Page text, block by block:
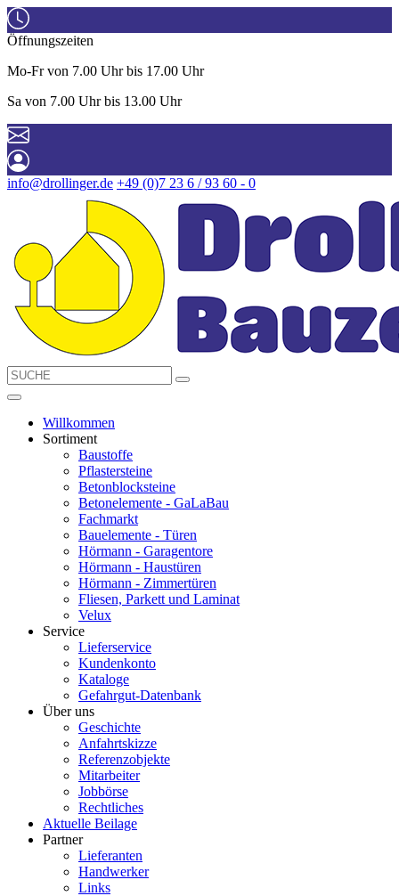
Öffnungszeiten
Mo-Fr von 7.00 Uhr bis 17.00 Uhr
Sa von 7.00 Uhr bis 13.00 Uhr
info@drollinger.de +49 (0)7 23 6 / 93 60 - 0
Willkommen
Sortiment
Baustoffe
Pflastersteine
Betonblocksteine
Betonelemente - GaLaBau
Fachmarkt
Bauelemente - Türen
Hörmann - Garagentore
Hörmann - Haustüren
Hörmann - Zimmertüren
Fliesen, Parkett und Laminat
Velux
Service
Lieferservice
Kundenkonto
Kataloge
Gefahrgut-Datenbank
Über uns
Geschichte
Anfahrtskizze
Referenzobjekte
Mitarbeiter
Jobbörse
Rechtliches
Aktuelle Beilage
Partner
Lieferanten
Handwerker
Links